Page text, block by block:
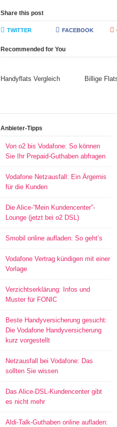
Share this post
TWITTER FACEBOOK
Recommended for You
Handyflats Vergleich Billige
Anbieter-Tipps
Von o2 bis Vodafone: So können
Sie Ihr Prepaid-Guthaben abfragen
Vodafone Netzausfall: Ein Ärgernis
für die Kunden
Die Alice-“Mein Kundencenter”-
Lounge (jetzt bei o2 DSL)
Smobil online aufladen: So geht’s
Vodafone Vertrag kündigen mit einer
Vorlage
Verzichtserklärung: Infos und
Muster für FONIC
Beste Handyversicherung gesucht:
Die Vodafone Handyversicherung
kurz vorgestellt
Netzausfall bei Vodafone: Das
sollten Sie wissen
Das Alice-DSL-Kundencenter gibt
es nicht mehr
Aldi-Talk-Guthaben online aufladen: